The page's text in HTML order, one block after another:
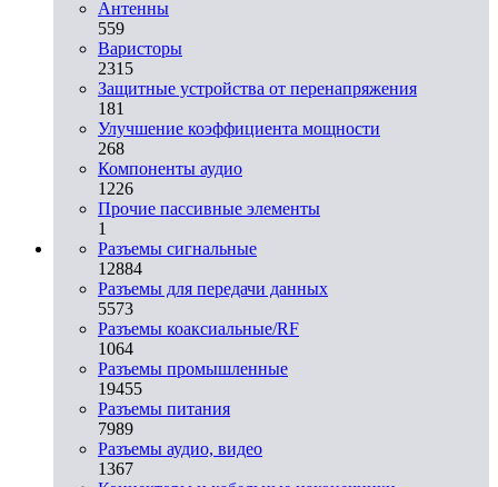
Антенны
559
Варисторы
2315
Защитные устройства от перенапряжения
181
Улучшение коэффициента мощности
268
Компоненты аудио
1226
Прочие пассивные элементы
1
Разъeмы сигнальные
12884
Разъeмы для передачи данных
5573
Разъeмы коаксиальные/RF
1064
Разъeмы промышленные
19455
Разъeмы питания
7989
Разъeмы аудио, видео
1367